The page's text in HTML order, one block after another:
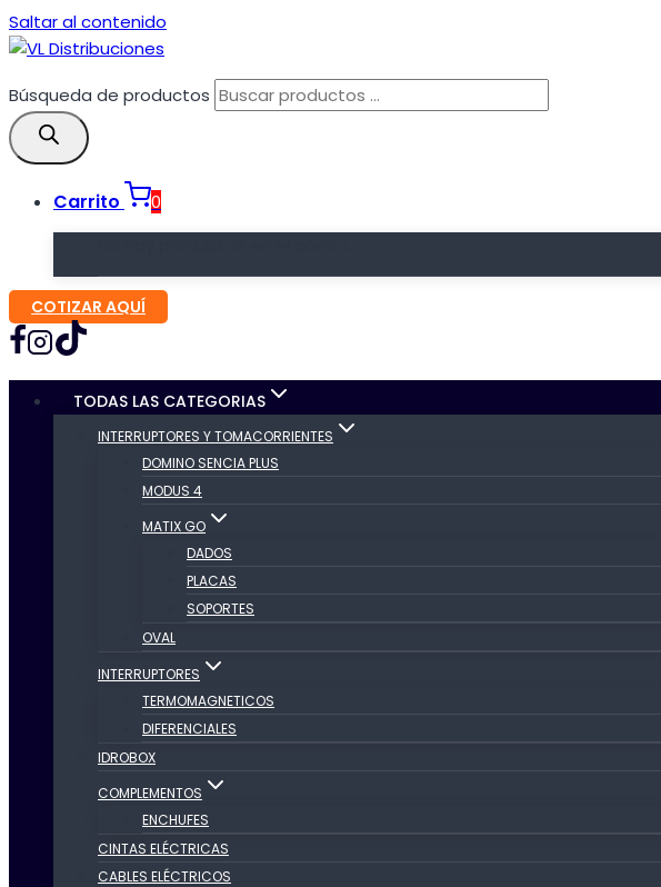
Saltar al contenido
Búsqueda de productos
Carrito
0
COTIZAR AQUÍ
TODAS LAS CATEGORIAS
INTERRUPTORES Y TOMACORRIENTES
DOMINO SENCIA PLUS
MODUS 4
MATIX GO
DADOS
PLACAS
SOPORTES
OVAL
INTERRUPTORES
TERMOMAGNETICOS
DIFERENCIALES
IDROBOX
COMPLEMENTOS
ENCHUFES
CINTAS ELÉCTRICAS
CABLES ELÉCTRICOS